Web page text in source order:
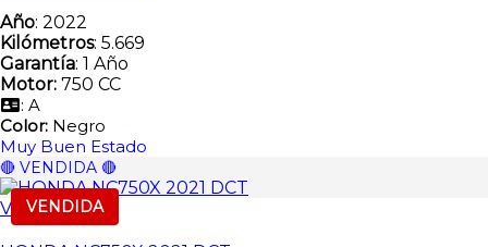
Año: 2022
Kilómetros: 5.669
Garantía: 1 Año
Motor: 750 CC
: A
Color: Negro
Muy Buen Estado
🔴 VENDIDA 🔴
VENDIDA
Vendida